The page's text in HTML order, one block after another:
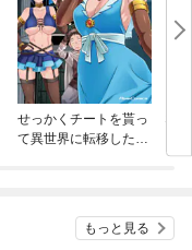
せっかくチートを貰っ
て異世界に転移したん
な
もっと見る